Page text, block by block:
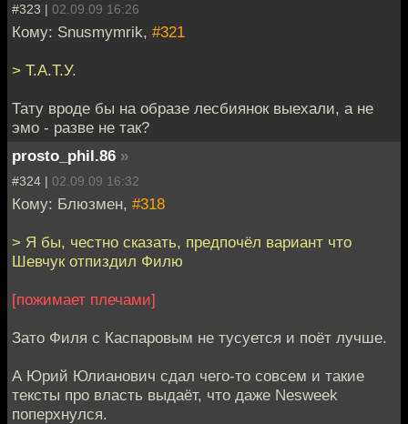
#323 | 02.09.09 16:26
Кому: Snusmymrik, #321
> Т.А.Т.У.
Тату вроде бы на образе лесбиянок выехали, а не
эмо - разве не так?
prosto_phil.86 »
#324 | 02.09.09 16:32
Кому: Блюзмен, #318
> Я бы, честно сказать, предпочёл вариант что
Шевчук отпиздил Филю
[пожимает плечами]
Зато Филя с Каспаровым не тусуется и поёт лучше.
А Юрий Юлианович сдал чего-то совсем и такие
тексты про власть выдаёт, что даже Nesweek
поперхнулся.